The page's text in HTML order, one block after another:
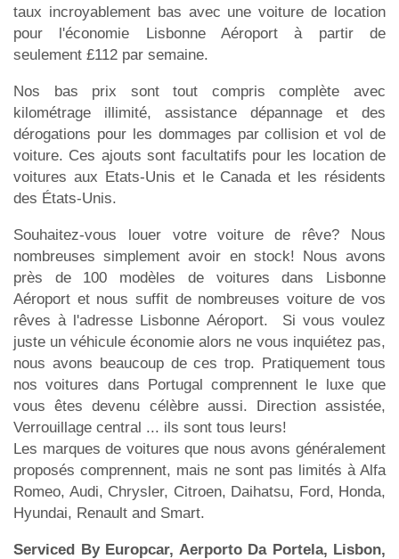
taux incroyablement bas avec une voiture de location
pour l'économie Lisbonne Aéroport à partir de
seulement £112 par semaine.
Nos bas prix sont tout compris complète avec
kilométrage illimité, assistance dépannage et des
dérogations pour les dommages par collision et vol de
voiture. Ces ajouts sont facultatifs pour les location de
voitures aux Etats-Unis et le Canada et les résidents
des États-Unis.
Souhaitez-vous louer votre voiture de rêve? Nous
nombreuses simplement avoir en stock! Nous avons
près de 100 modèles de voitures dans Lisbonne
Aéroport et nous suffit de nombreuses voiture de vos
rêves à l'adresse Lisbonne Aéroport. Si vous voulez
juste un véhicule économie alors ne vous inquiétez pas,
nous avons beaucoup de ces trop. Pratiquement tous
nos voitures dans Portugal comprennent le luxe que
vous êtes devenu célèbre aussi. Direction assistée,
Verrouillage central ... ils sont tous leurs!
Les marques de voitures que nous avons généralement
proposés comprennent, mais ne sont pas limités à Alfa
Romeo, Audi, Chrysler, Citroen, Daihatsu, Ford, Honda,
Hyundai, Renault and Smart.
Serviced By Europcar, Aerporto Da Portela, Lisbon,